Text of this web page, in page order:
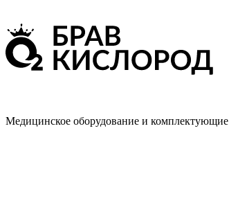
Медицинское оборудование и комплектующие